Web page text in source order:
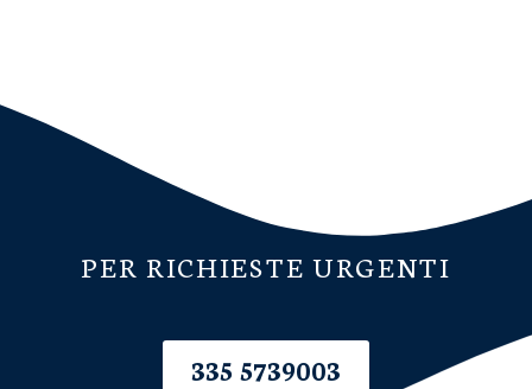
PER RICHIESTE URGENTI
335 5739003